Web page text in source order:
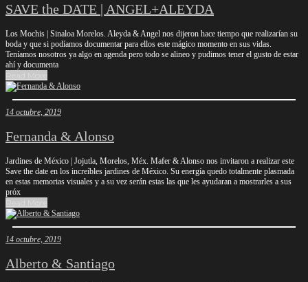
SAVE the DATE | ANGEL+ALEYDA
Los Mochis | Sinaloa Morelos. Aleyda & Angel nos dijeron hace tiempo que realizarían su
boda y que si podíamos documentar para ellos este mágico momento en sus vidas.
Teníamos nosotros ya algo en agenda pero todo se alineo y pudimos tener el gusto de estar
ahí y documenta
14 octubre, 2019
Fernanda & Alonso
Jardines de México | Jojutla, Morelos, Méx. Mafer & Alonso nos invitaron a realizar este
Save the date en los increíbles jardines de México. Su energía quedo totalmente plasmada
en estas memorias visuales y a su vez serán estas las que les ayudaran a mostrarles a sus
próx
14 octubre, 2019
Alberto & Santiago